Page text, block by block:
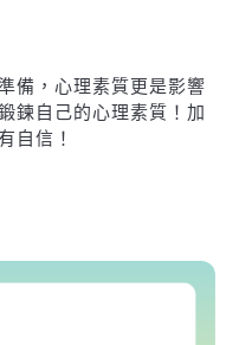
備，心理素質更是影響
鍊自己的心理素質！加
自信！